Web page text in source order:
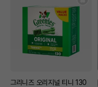
그리니즈 오리지널 티니 130